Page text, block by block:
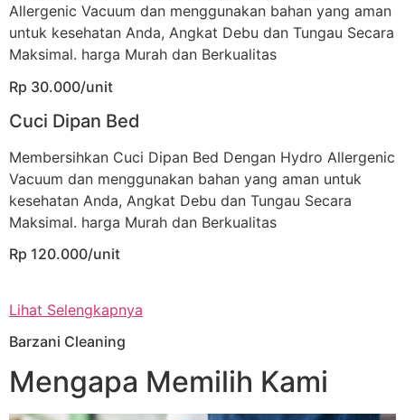
Allergenic Vacuum dan menggunakan bahan yang aman
untuk kesehatan Anda, Angkat Debu dan Tungau Secara
Maksimal. harga Murah dan Berkualitas
Rp 30.000/unit
Cuci Dipan Bed
Membersihkan Cuci Dipan Bed Dengan Hydro Allergenic
Vacuum dan menggunakan bahan yang aman untuk
kesehatan Anda, Angkat Debu dan Tungau Secara
Maksimal. harga Murah dan Berkualitas
Rp 120.000/unit
Lihat Selengkapnya
Barzani Cleaning
Mengapa Memilih Kami